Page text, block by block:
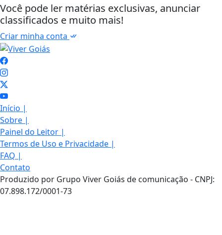
Você pode ler matérias exclusivas, anunciar
classificados e muito mais!
Criar minha conta
Início |
Sobre |
Painel do Leitor |
Termos de Uso e Privacidade |
FAQ |
Contato
Produzido por Grupo Viver Goiás de comunicação - CNPJ:
07.898.172/0001-73